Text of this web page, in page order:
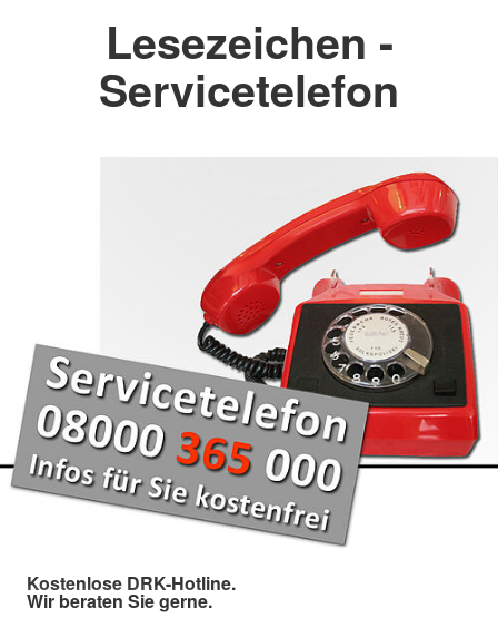
Lesezeichen -
Servicetelefon
Kostenlose DRK-Hotline.
Wir beraten Sie gerne.